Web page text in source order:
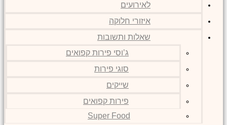
לאירועים
איזורי חלוקה
שאלות ותשובות
ג’וסי פירות קפואים
סוגי פירות
שייקים
פירות קפואים
Super Food